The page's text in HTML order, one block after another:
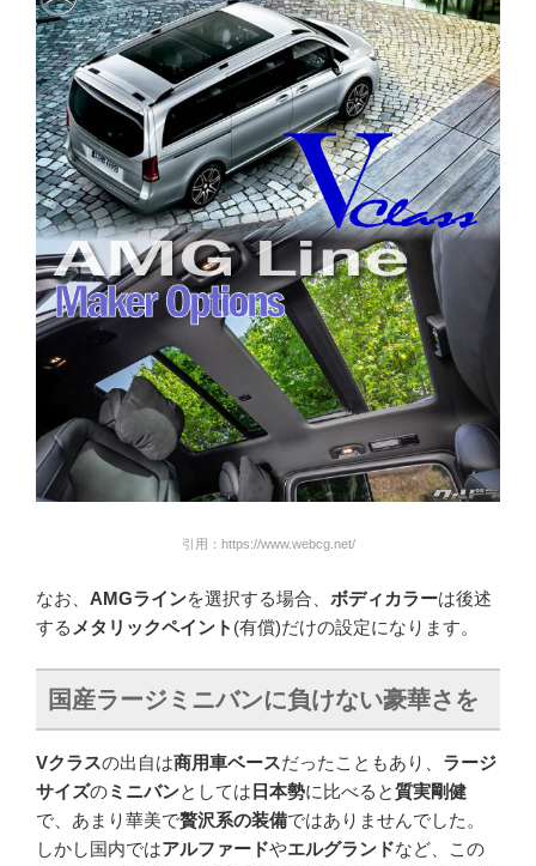
引用：https://www.webcg.net/
なお、 AMGラインを選択する場合、 ボディカラーは後述
する メタリックペイント (有償)だけの設定になります。
国産ラージミニバンに負けない豪華さを
Vクラスの出自は商用車ベースだったこともあり、 ラージ
サイズのミニバンとしては 日本勢に比べると質実剛健
で、あまり華美で贅沢系の装備ではありませんでした。
しかし国内ではアルファードやエルグランドなど、この